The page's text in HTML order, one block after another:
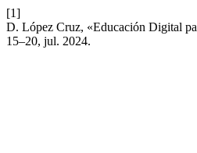
[1]
D. López Cruz, «Educación Digital
15–20, jul. 2024.